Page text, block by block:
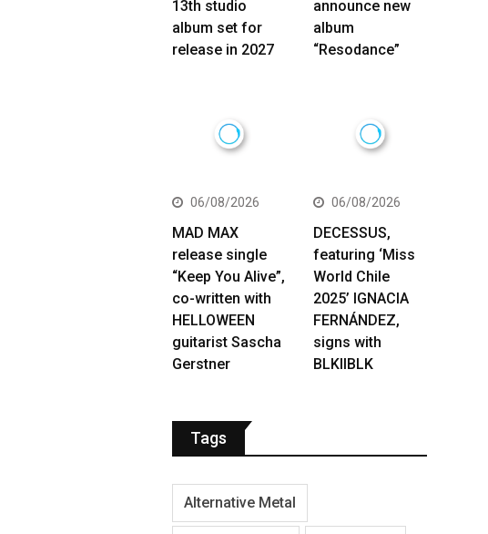
13th studio
album set for
release in 2027
announce new
album
“Resodance”
06/08/2026
MAD MAX
release single
“Keep You Alive”,
co-written with
HELLOWEEN
guitarist Sascha
Gerstner
06/08/2026
DECESSUS,
featuring ‘Miss
World Chile
2025’ IGNACIA
FERNÁNDEZ,
signs with
BLKIIBLK
Tags
Alternative Metal